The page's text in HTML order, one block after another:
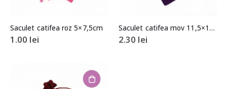
Saculet catifea roz 5×7,5cm
1.00 lei
Saculet catifea mov 11,5×14,5cm
2.30 lei